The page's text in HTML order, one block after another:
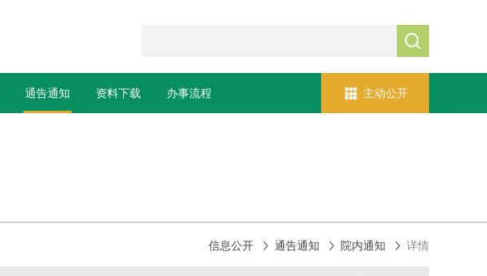

通告通知 资料下载 办事流程  主动公开
信息公开  通告通知  院内通知  详情